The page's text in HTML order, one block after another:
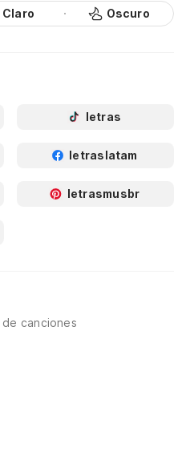
Claro Oscuro
letras
letraslatam
letrasmusbr
canciones